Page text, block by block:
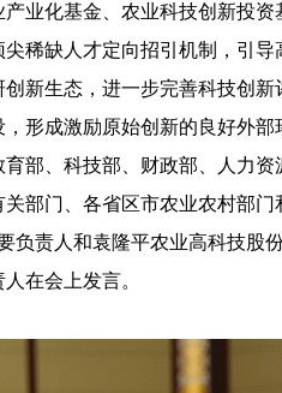
业化基金、农业科技创新投
稀缺人才定向招引机制，引导
新生态，进一步完善科技创
形成激励原始创新的良好外部
、科技部、财政部、人力资
部门、各省区市农业农村部门
负责人和袁隆平农业高科技股
在会上发言。